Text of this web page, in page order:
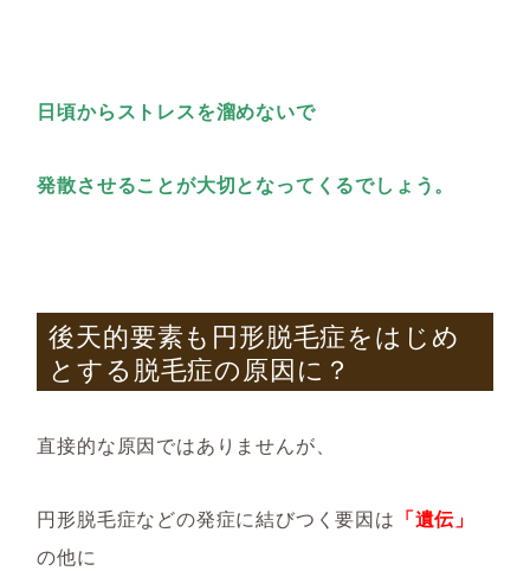
日頃からストレスを溜めないで
発散させることが大切となってくるでしょう。
後天的要素も円形脱毛症をはじめ
とする脱毛症の原因に？
直接的な原因ではありませんが、
円形脱毛症などの発症に結びつく要因は 「遺伝」
の他に